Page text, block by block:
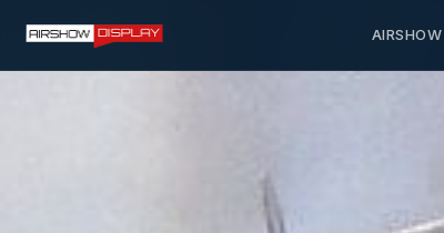
AIRSHOW